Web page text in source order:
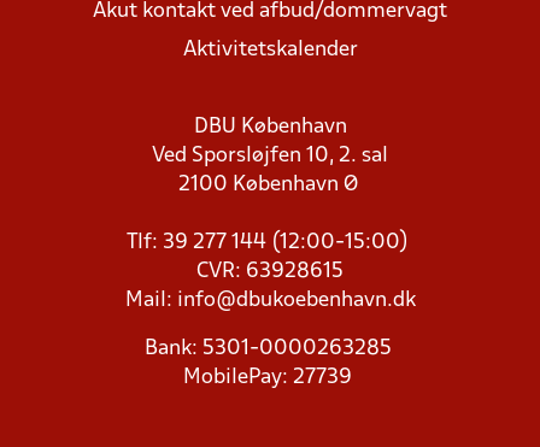
Akut kontakt ved afbud/dommervagt
Aktivitetskalender
DBU København
Ved Sporsløjfen 10, 2. sal
2100 København Ø
Tlf: 39 277 144 (12:00-15:00)
CVR: 63928615
Mail: info@dbukoebenhavn.dk
Bank: 5301-0000263285
MobilePay: 27739